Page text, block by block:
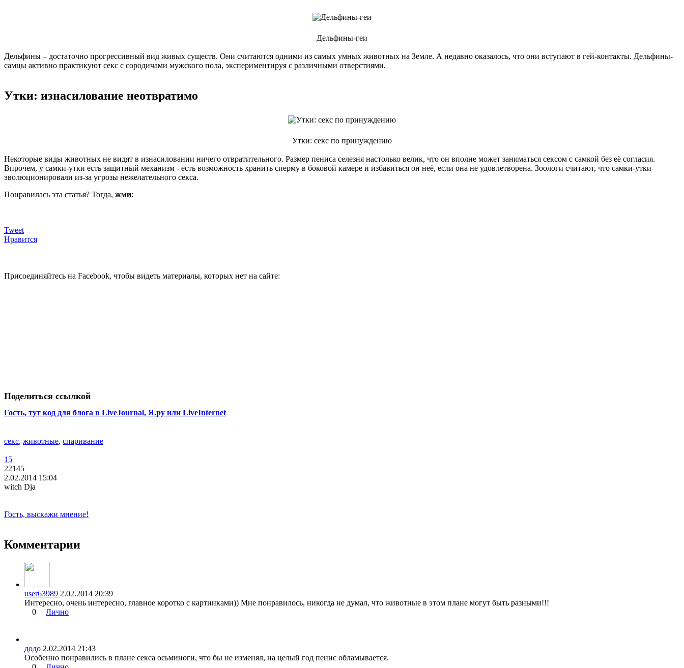
Дельфины-геи
Дельфины – достаточно прогрессивный вид живых существ. Они считаются одними из самых умных животных на Земле. А недавно оказалось, что они вступают в гей-контакты. Дельфины-
самцы активно практикуют секс с сородичами мужского пола, экспериментируя с различными отверстиями.
Утки: изнасилование неотвратимо
Утки: секс по принуждению
Некоторые виды животных не видят в изнасиловании ничего отвратительного. Размер пениса селезня настолько велик, что он вполне может заниматься сексом с самкой без её согласия.
Впрочем, у самки-утки есть защитный механизм - есть возможность хранить сперму в боковой камере и избавиться он неё, если она не удовлетворена. Зоологи считают, что самки-утки
эволюционировали из-за угрозы нежелательного секса.
Понравилась эта статья? Тогда, жми:
Tweet
Нравится
Присоединяйтесь на Facebook, чтобы видеть материалы, которых нет на сайте:
Поделиться ссылкой
Гость, тут код для блога в LiveJournal, Я.ру или LiveInternet
секс, животные, спаривание
15
22145
2.02.2014 15:04
witch Dja
Гость, выскажи мнение!
Комментарии
user63989 2.02.2014 20:39
Интересно, очень интересно, главное коротко с картинками)) Мне понравилось, никогда не думал, что животные в этом плане могут быть разными!!!
0
Лично
додо 2.02.2014 21:43
Особенно понравились в плане секса осьминоги, что бы не изменял, на целый год пенис обламывается.